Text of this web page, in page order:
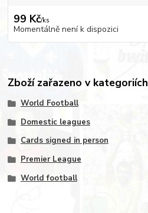
99 Kč/ks
Momentálně není k dispozici
Zboží zařazeno v kategoriích
World Football
Domestic leagues
Cards signed in person
Premier League
World football